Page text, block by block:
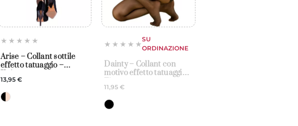
Arise – Collant sottile
effetto tatuaggio –
13,95 €
SU
ORDINAZIONE
Dainty – Collant con
motivo effetto tatuaggio –
11,95 €